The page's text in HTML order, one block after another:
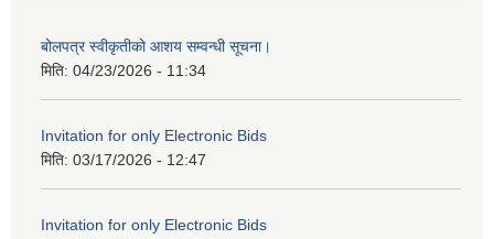
बोलपत्र स्वीकृतीको आशय सम्वन्धी सूचना।
मिति: 04/23/2026 - 11:34
Invitation for only Electronic Bids
मिति: 03/17/2026 - 12:47
Invitation for only Electronic Bids